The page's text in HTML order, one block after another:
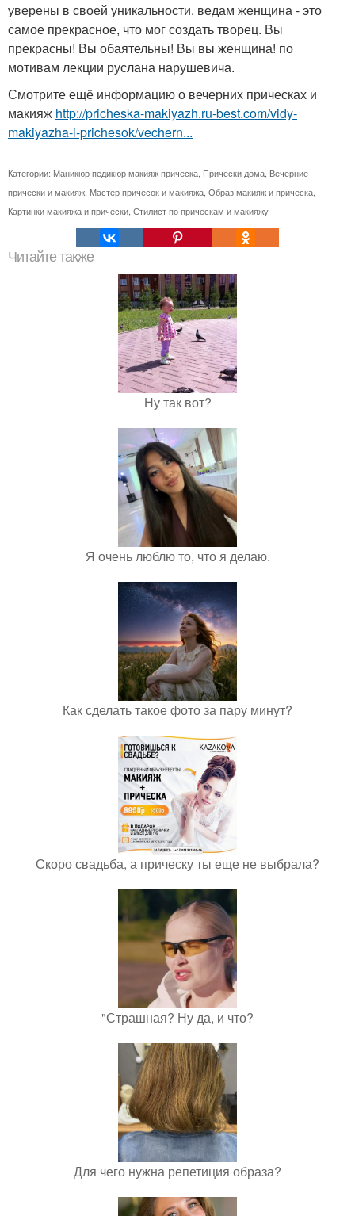
уверены в своей уникальности. ведам женщина - это
самое прекрасное, что мог создать творец. Вы
прекрасны! Вы обаятельны! Вы вы женщина! по
мотивам лекции руслана нарушевича.
Смотрите ещё информацию о вечерних прическах и
макияж http://pricheska-makiyazh.ru-best.com/vidy-
makiyazha-i-prichesok/vechern...
Категории: Маникюр педикюр макияж прическа Прически дома Вечерние
прически и макияж Мастер причесок и макияжа Образ макияж и прическа
Картинки макияжа и прически Стилист по прическам и макияжу
Читайте также
Ну так вот?
Я очень люблю то, что я делаю.
Как сделать такое фото за пару минут?
Скоро свадьба, а прическу ты еще не выбрала?
"Страшная? Ну да, и что?
Для чего нужна репетиция образа?